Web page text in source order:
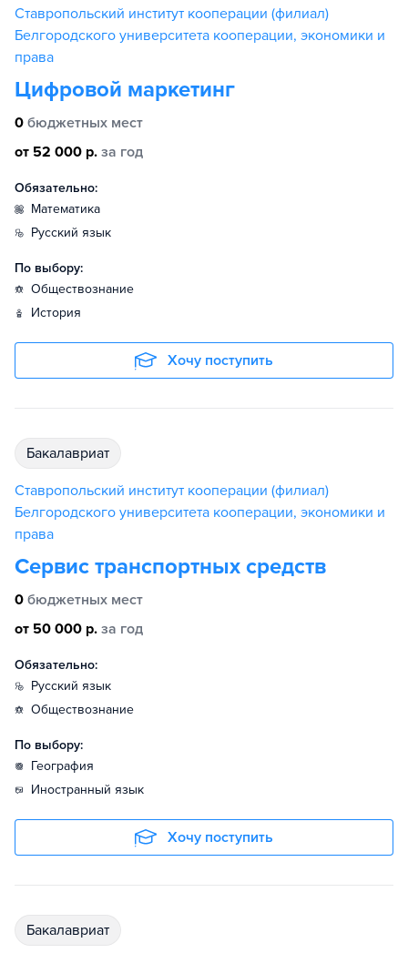
Ставропольский институт кооперации (филиал)
Белгородского университета кооперации, экономики и
права
Цифровой маркетинг
0 бюджетных мест
от 52 000 р. за год
Обязательно:
математика
русский язык
По выбору:
обществознание
история
Хочу поступить
бакалавриат
Ставропольский институт кооперации (филиал)
Белгородского университета кооперации, экономики и
права
Сервис транспортных средств
0 бюджетных мест
от 50 000 р. за год
Обязательно:
русский язык
обществознание
По выбору:
география
иностранный язык
Хочу поступить
бакалавриат